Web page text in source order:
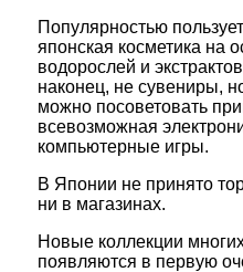
Популярностью
японская косметика на
водорослей и
наконец, не сувениры,
можно посоветовать
всевозможная
компьютерные игры.
В Японии не принято
ни в магазинах.
Новые коллекции
появляются в первую